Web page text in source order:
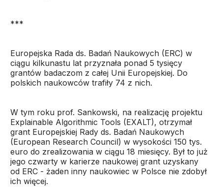
***
Europejska Rada ds. Badań Naukowych (ERC) w
ciągu kilkunastu lat przyznała ponad 5 tysięcy
grantów badaczom z całej Unii Europejskiej. Do
polskich naukowców trafiły 74 z nich.
W tym roku prof. Sankowski, na realizację projektu
Explainable Algorithmic Tools (EXALT), otrzymał
grant Europejskiej Rady ds. Badań Naukowych
(European Research Council) w wysokości 150 tys.
euro do zrealizowania w ciągu 18 miesięcy. Był to już
jego czwarty w karierze naukowej grant uzyskany
od ERC - żaden inny naukowiec w Polsce nie zdobył
ich więcej.